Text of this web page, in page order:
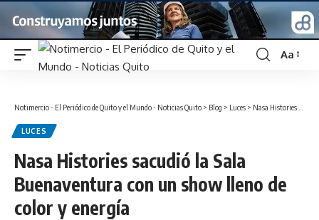
Font
Aa
Notimercio - El Periódico de Quito y el Mundo - Noticias Quito > Blog > Luces > Nasa Histories sacudió la Sala Buenaventura con un show lleno de color y energía
LUCES
Nasa Histories sacudió la Sala
Buenaventura con un show lleno de
color y energía